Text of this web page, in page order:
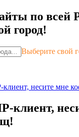
по всей
город!
Выберите свой
несите мне
клиент,